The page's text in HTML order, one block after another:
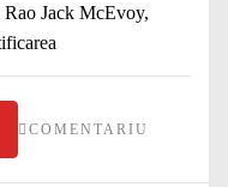
Jack McEvoy,
COMENTARIU